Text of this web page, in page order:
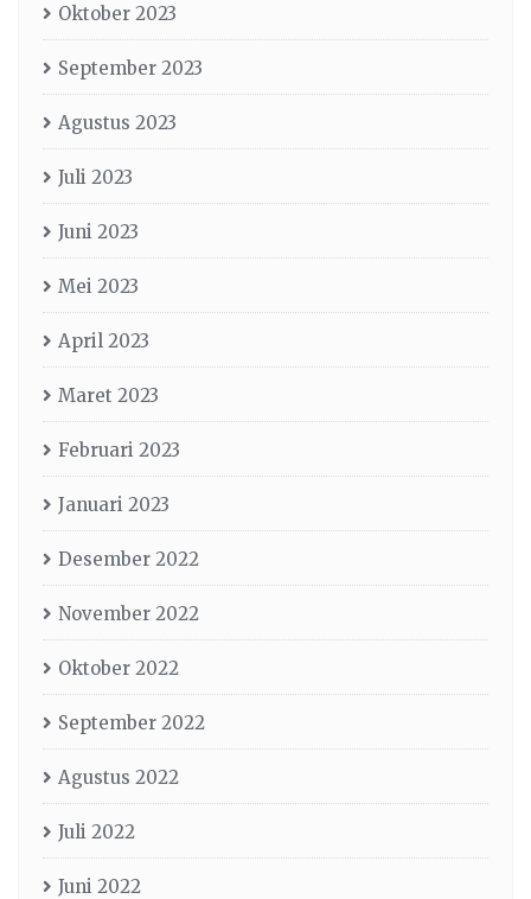
Oktober 2023
September 2023
Agustus 2023
Juli 2023
Juni 2023
Mei 2023
April 2023
Maret 2023
Februari 2023
Januari 2023
Desember 2022
November 2022
Oktober 2022
September 2022
Agustus 2022
Juli 2022
Juni 2022